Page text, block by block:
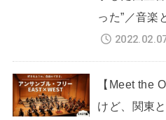
った”／音楽
【Meet the
けど、関東